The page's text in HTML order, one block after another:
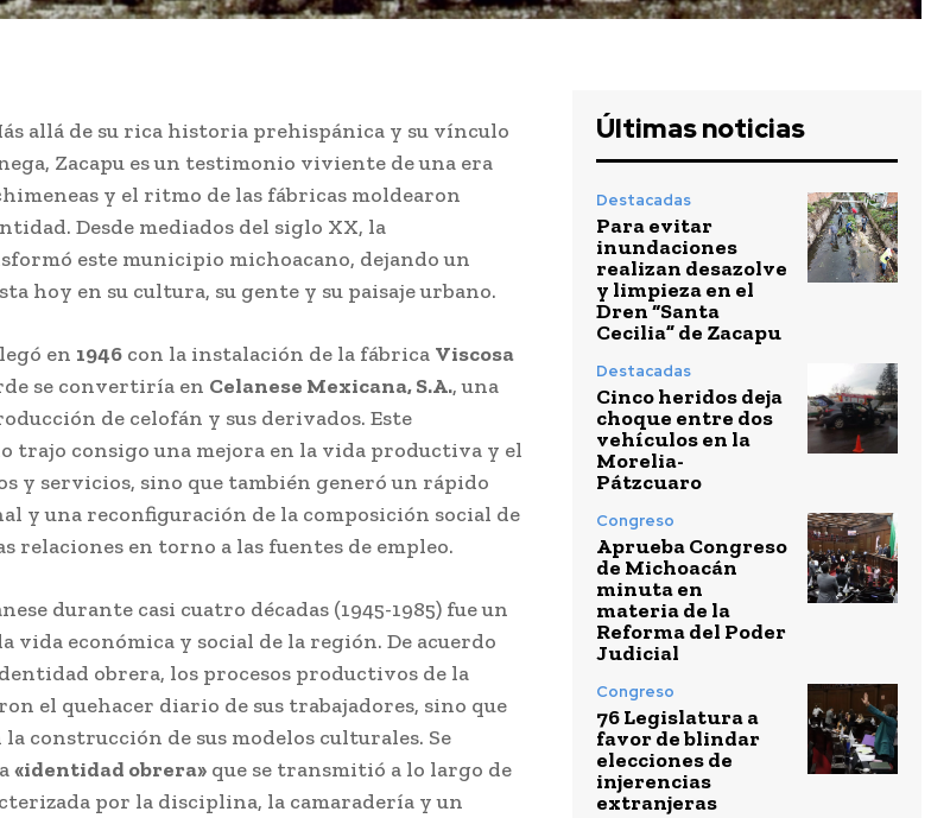
allá de su rica historia prehispánica y su vínculo
Zacapu es un testimonio viviente de una era
y el ritmo de las fábricas moldearon
Desde mediados del siglo XX, la
este municipio michoacano, dejando un
hoy en su cultura, su gente y su paisaje urbano.
en 1946 con la instalación de la fábrica Viscosa
se convertiría en Celanese Mexicana, S.A., una
de celofán y sus derivados. Este
trajo consigo una mejora en la vida productiva y el
y servicios, sino que también generó un rápido
y una reconfiguración de la composición social de
relaciones en torno a las fuentes de empleo.
durante casi cuatro décadas (1945-1985) fue un
vida económica y social de la región. De acuerdo
obrera, los procesos productivos de la
el quehacer diario de sus trabajadores, sino que
construcción de sus modelos culturales. Se
«identidad obrera» que se transmitió a lo largo de
por la disciplina, la camaradería y un
Últimas noticias
Destacadas
Para evitar
inundaciones
realizan desazolve
y limpieza en el
Dren “Santa
Cecilia” de Zacapu
Destacadas
Cinco heridos deja
choque entre dos
vehículos en la
Morelia-
Pátzcuaro
Congreso
Aprueba Congreso
de Michoacán
minuta en
materia de la
Reforma del Poder
Judicial
Congreso
76 Legislatura a
favor de blindar
elecciones de
injerencias
extranjeras